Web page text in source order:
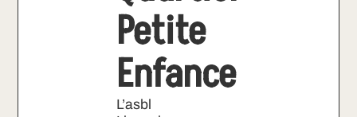
Petite
Enfance
L’asbl